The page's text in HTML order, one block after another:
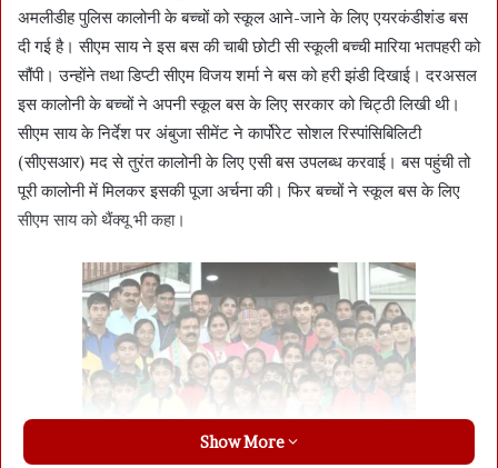
अमलीडीह पुलिस कालोनी के बच्चों को स्कूल आने-जाने के लिए एयरकंडीशंड बस
दी गई है। सीएम साय ने इस बस की चाबी छोटी सी स्कूली बच्ची मारिया भतपहरी को
सौंपी। उन्होंने तथा डिप्टी सीएम विजय शर्मा ने बस को हरी झंडी दिखाई। दरअसल
इस कालोनी के बच्चों ने अपनी स्कूल बस के लिए सरकार को चिट्ठी लिखी थी।
सीएम साय के निर्देश पर अंबुजा सीमेंट ने कार्पोरेट सोशल रिस्पांसिबिलिटी
(सीएसआर) मद से तुरंत कालोनी के लिए एसी बस उपलब्ध करवाई। बस पहुंची तो
पूरी कालोनी में मिलकर इसकी पूजा अर्चना की। फिर बच्चों ने स्कूल बस के लिए
सीएम साय को थैंक्यू भी कहा।
Show More